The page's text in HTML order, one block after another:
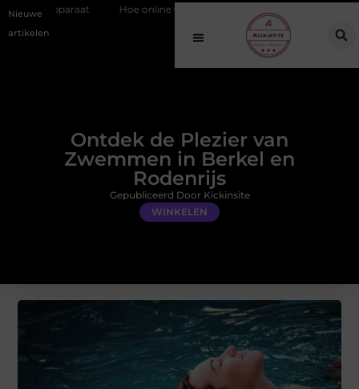
Nieuwe
artikelen
Hoe online vindbaarheid verandert in 2026
Ontdek de Plezier van
Zwemmen in Berkel en
Rodenrijs
WINKELEN
Gepubliceerd Door Kickinsite